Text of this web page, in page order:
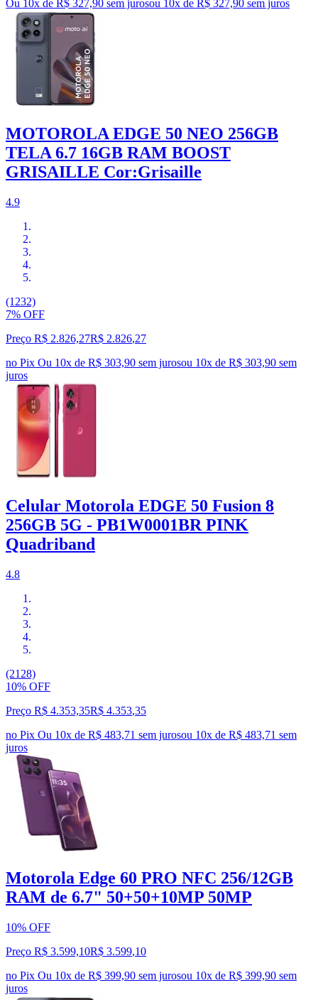
Ou 10x de R$ 327,90 sem jurosou 10x de R$ 327,90 sem juros
MOTOROLA EDGE 50 NEO 256GB
TELA 6.7 16GB RAM BOOST
GRISAILLE Cor:Grisaille
4.9
(1232)
7% OFF
Preço R$ 2.826,27R$ 2.826,27
no Pix Ou 10x de R$ 303,90 sem jurosou 10x de R$ 303,90 sem
juros
Celular Motorola EDGE 50 Fusion 8
256GB 5G - PB1W0001BR PINK
Quadriband
4.8
(2128)
10% OFF
Preço R$ 4.353,35R$ 4.353,35
no Pix Ou 10x de R$ 483,71 sem jurosou 10x de R$ 483,71 sem
juros
Motorola Edge 60 PRO NFC 256/12GB
RAM de 6.7" 50+50+10MP 50MP
10% OFF
Preço R$ 3.599,10R$ 3.599,10
no Pix Ou 10x de R$ 399,90 sem jurosou 10x de R$ 399,90 sem
juros